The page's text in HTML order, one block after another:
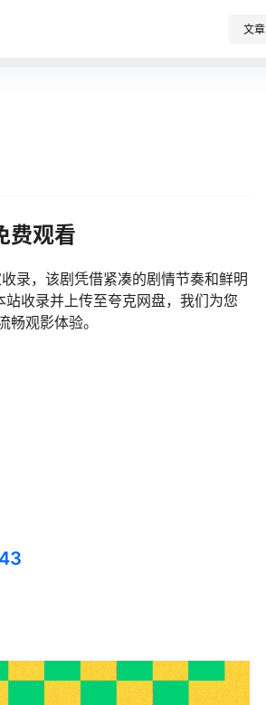
文章
费观看
录，该剧凭借紧凑的剧情节奏和鲜明
收录并上传至夸克网盘，我们为您
观影体验。